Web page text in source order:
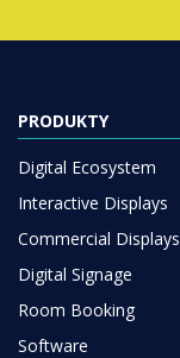
PRODUKTY
Digital Ecosystem
Interactive Displays
Commercial Displays
Digital Signage
Room Booking
Software